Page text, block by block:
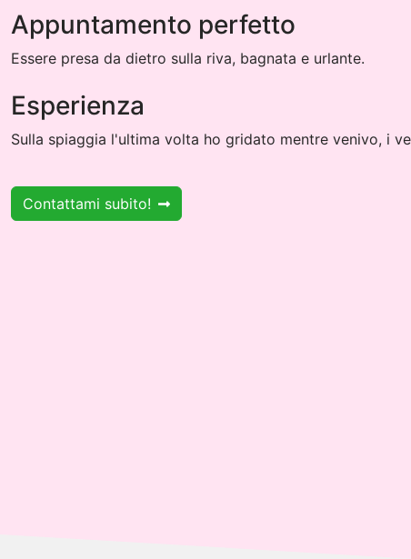
Appuntamento perfetto
Essere presa da dietro sulla riva, bagnata e urlante.
Esperienza
Sulla spiaggia l'ultima volta ho gridato mentre venivo, i
Contattami subito!